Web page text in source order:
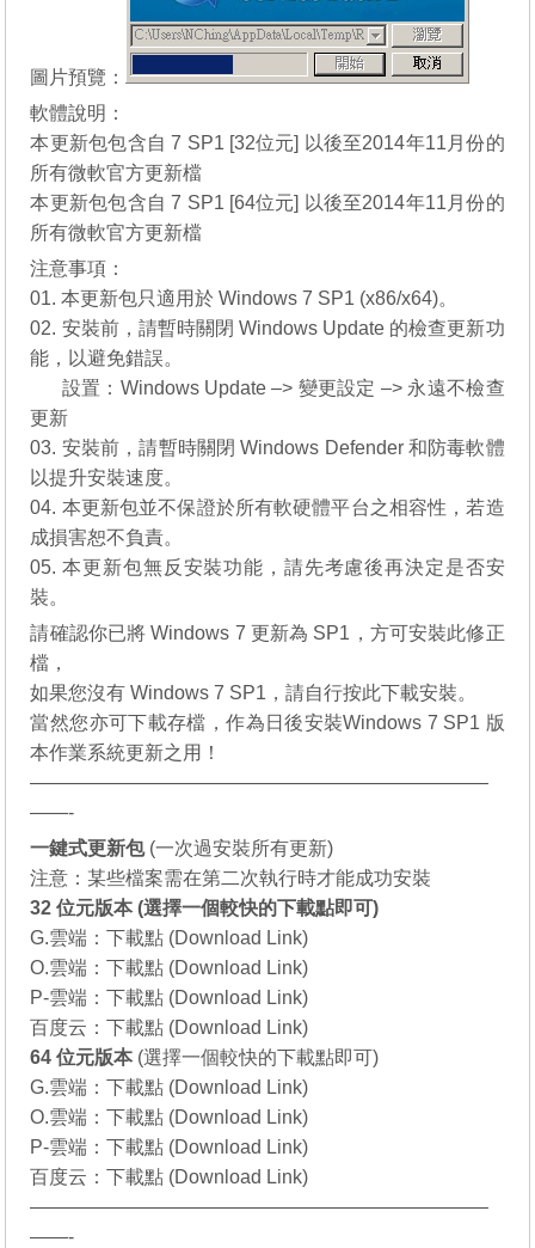
圖片預覽：
軟體說明：
本更新包包含自 7 SP1 [32位元] 以後至2014年11月份的
所有微軟官方更新檔
本更新包包含自 7 SP1 [64位元] 以後至2014年11月份的
所有微軟官方更新檔
注意事項：
01. 本更新包只適用於 Windows 7 SP1 (x86/x64)。
02. 安裝前，請暫時關閉 Windows Update 的檢查更新功
能，以避免錯誤。
設置：Windows Update –> 變更設定 –> 永遠不檢查
更新
03. 安裝前，請暫時關閉 Windows Defender 和防毒軟體
以提升安裝速度。
04. 本更新包並不保證於所有軟硬體平台之相容性，若造
成損害恕不負責。
05. 本更新包無反安裝功能，請先考慮後再決定是否安
裝。
請確認你已將 Windows 7 更新為 SP1，方可安裝此修正
檔，
如果您沒有Windows 7 SP1 ，請自行按此下載安裝。
當然您亦可下載存檔，作為日後安裝Windows 7 SP1 版
本作業系統更新之用！
————————————————————————
——-
一鍵式更新包(一次過安裝所有更新)
注意：某些檔案需在第二次執行時才能成功安裝
32 位元版本 (選擇一個較快的下載點即可)
G.雲端：下載點 (Download Link)
O.雲端：下載點 (Download Link)
P-雲端：下載點 (Download Link)
百度云：下載點 (Download Link)
64 位元版本(選擇一個較快的下載點即可)
G.雲端：下載點 (Download Link)
O.雲端：下載點 (Download Link)
P-雲端：下載點 (Download Link)
百度云：下載點 (Download Link)
————————————————————————
——-